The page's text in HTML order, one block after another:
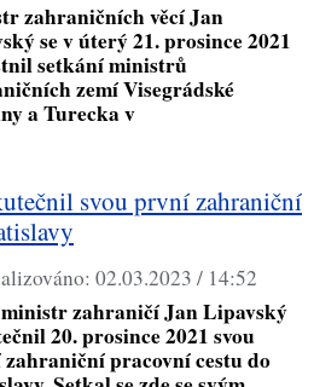
zahraničních věcí Jan
se v úterý 21. prosince 2021
setkání ministrů
zemí Visegrádské
a Turecka v
svou první zahraniční
02.03.2023 / 14:52
zahraničí Jan Lipavský
20. prosince 2021 svou
pracovní cestu do